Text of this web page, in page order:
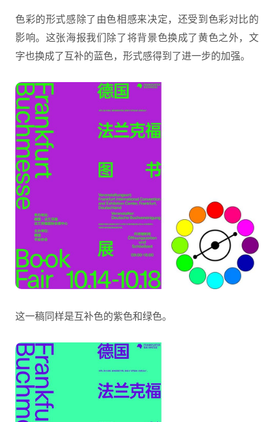
色彩的形式感除了由色相感来决定，还受到色彩对比的
影响。这张海报我们除了将背景色换成了黄色之外，文
字也换成了互补的蓝色，形式感得到了进一步的加强。
这一稿同样是互补色的紫色和绿色。